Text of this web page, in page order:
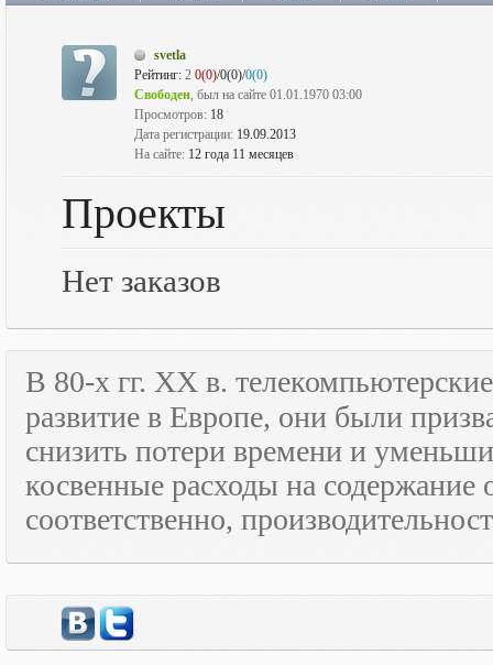
svetla
Рейтинг: 2 0(0)/0(0)/0(0)
Свободен, был на сайте 01.01.1970 03:00
Просмотров: 18
Дата регистрации: 19.09.2013
На сайте: 12 года 11 месяцев
Проекты
Нет заказов
В 80-х гг. XX в.
развитие в Европе, они были
снизить потери времени и
косвенные расходы на
соответственно,